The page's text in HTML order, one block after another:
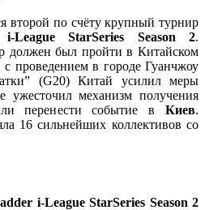
второй по счёту крупный турнир
League StarSeries Season 2.
должен был пройти в Китайском
проведением в городе Гуанчжоу
(G20) Китай усилил меры
ужесточил механизм получения
перенести событие в Киев.
16 сильнейших коллективов со
i-League StarSeries Season 2